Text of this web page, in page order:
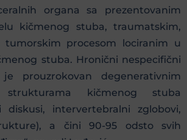
organa sa prezentovanim
kičmenog stuba, traumatskim,
tumorskim procesom lociranim u
stuba. Hronični nespecifični
prouzrokovan degenerativnim
kičmenog stuba
diskusi, intervertebralni zglobovi,
a čini 90-95 odsto svih